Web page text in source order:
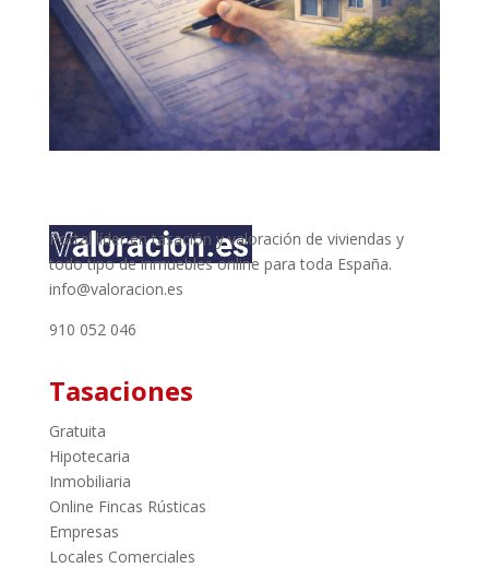
Portal líder en tasación y valoración de viviendas y
todo tipo de inmuebles online para toda España.
info@valoracion.es
910 052 046
Tasaciones
Gratuita
Hipotecaria
Inmobiliaria
Online Fincas Rústicas
Empresas
Locales Comerciales